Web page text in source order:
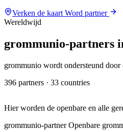
Verken de kaart Word partner
Wereldwijd
grommunio-partners
grommunio wordt ondersteund
396 partners · 33 countries
+
−
Hier worden de openbare en alle
grommunio-partner Openbare